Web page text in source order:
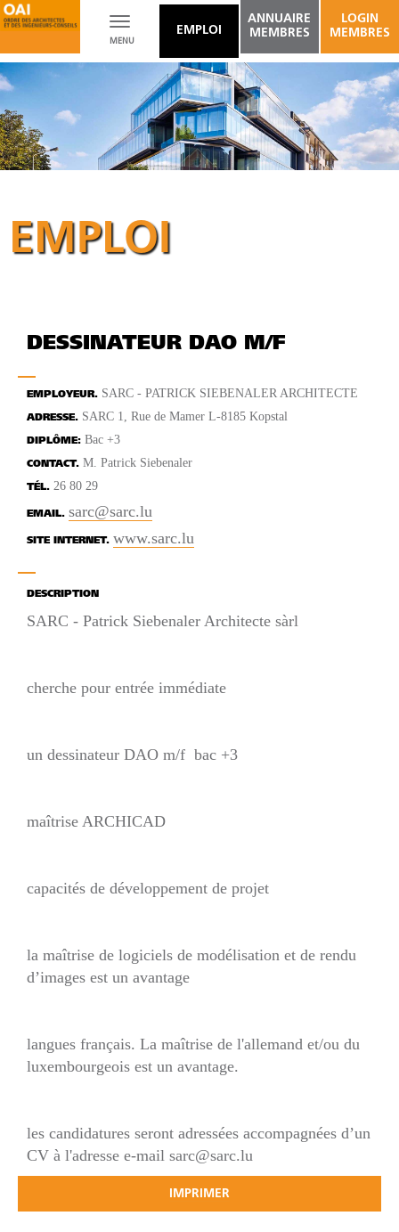
Toggle
navigation
MENU
EMPLOI
ANNUAIRE
MEMBRES
LOGIN
MEMBRES
EMPLOI
DESSINATEUR DAO M/F
EMPLOYEUR. SARC - PATRICK SIEBENALER ARCHITECTE
ADRESSE. SARC 1, Rue de Mamer L-8185 Kopstal
DIPLÔME: Bac +3
CONTACT. M. Patrick Siebenaler
TÉL. 26 80 29
EMAIL. sarc@sarc.lu
SITE INTERNET. www.sarc.lu
DESCRIPTION
SARC - Patrick Siebenaler Architecte sàrl
cherche pour entrée immédiate
un dessinateur DAO m/f bac +3
maîtrise ARCHICAD
capacités de développement de projet
la maîtrise de logiciels de modélisation et de rendu
d’images est un avantage
langues français. La maîtrise de l'allemand et/ou du
luxembourgeois est un avantage.
les candidatures seront adressées accompagnées d’un
CV à l'adresse e-mail sarc@sarc.lu
IMPRIMER